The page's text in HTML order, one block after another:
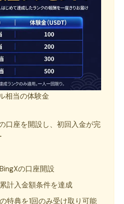
相当の体験金
口座を開設し、初回入金が完
の口座開設
計入金額条件を達成
特典を1回のみ受け取り可能